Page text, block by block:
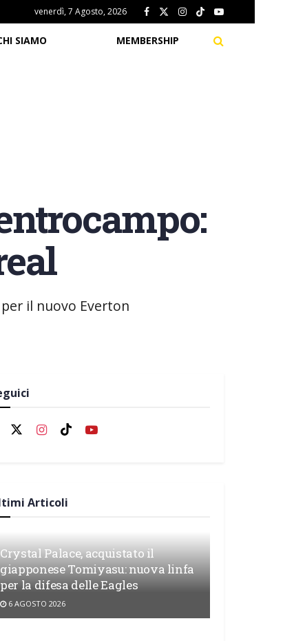
venerdì, 7 Agosto, 2026
SIAMO MEMBERSHIP
il nuovo Everton
Articoli
Crystal Palace, acquistato il
giapponese Tomiyasu: nuova linfa
per la difesa delle Eagles
6 AGOSTO 2026